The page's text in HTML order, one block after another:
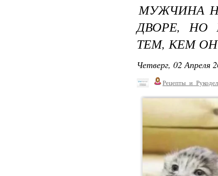
МУЖЧИНА
ДВОРЕ, НО
ТЕМ, КЕМ
Четверг, 02 Апреля